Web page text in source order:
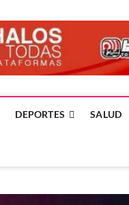
DEPORTES SALUD